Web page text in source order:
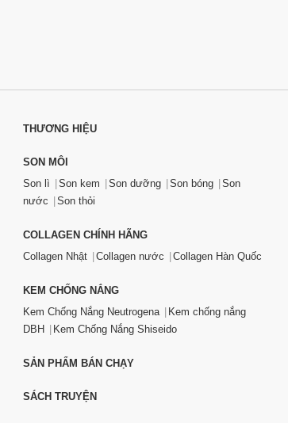
THƯƠNG HIỆU
SON MÔI
Son lì
Son kem Son dưỡng Son bóng
Son
nước
Son thỏi
COLLAGEN CHÍNH HÃNG
Collagen Nhật
Collagen nước Collagen Hàn Quốc
KEM CHỐNG NẮNG
Kem Chống Nắng Neutrogena
Kem chống nắng
DBH
Kem Chống Nắng Shiseido
SẢN PHẨM BÁN CHẠY
SÁCH TRUYỆN